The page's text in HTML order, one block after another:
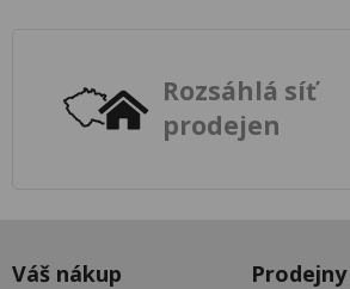
Rozsáhlá síť
prodejen
Váš nákup Prodejny